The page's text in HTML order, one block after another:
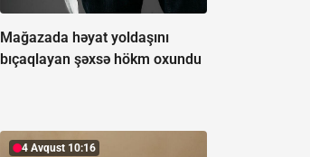
Mağazada həyat yoldaşını
bıçaqlayan şəxsə hökm oxundu
4 Avqust 10:16